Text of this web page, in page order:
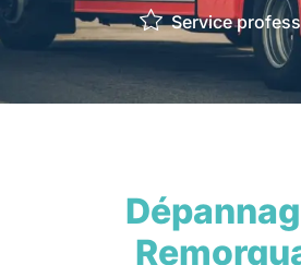
Service